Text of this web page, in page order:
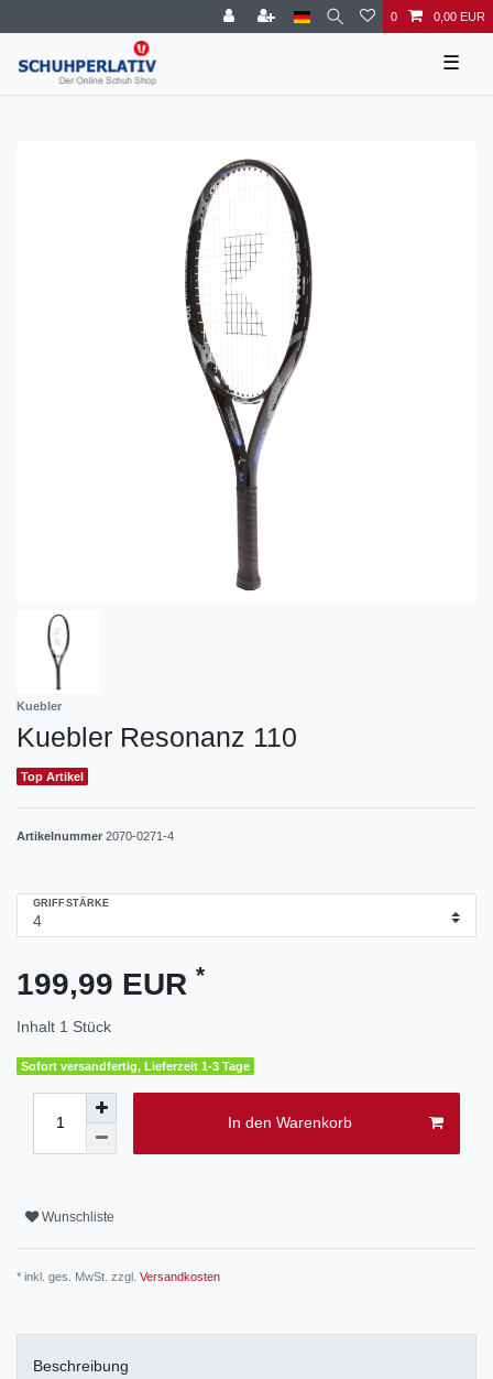
0 0,00 EUR
☰
Kuebler
Kuebler Resonanz 110
Top Artikel
Artikelnummer 2070-0271-4
GRIFFSTÄRKE
199,99 EUR *
Inhalt 1 Stück
Sofort versandfertig, Lieferzeit 1-3 Tage
In den Warenkorb
Wunschliste
* inkl. ges. MwSt. zzgl. Versandkosten
Beschreibung